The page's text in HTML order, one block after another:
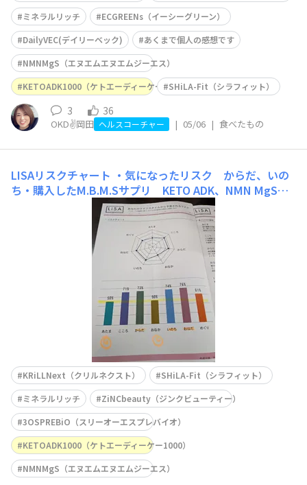
ミネラルリッチ
ECGREENs（イーシーグリーン）
DailyVEC(デイリーベック)
あくまで個人の感想です
NMNMgS（エヌエムエヌエムジーエス）
KETOADK1000（ケトエーディーケー1000）SHiLA-Fit（シラフィット）
3 36
OKD✌️岡田 ヘルスコーチャー | 05/06 | 食べたもの
LISAリスクチャート ・気になったリスク からだ、いの
ち・購入したM.B.M.Sサプリ KETO ADK、NMN MgS、3
OS PREBiO、ZiNC beauty 、シラフィット ・今後のアク
ション スクワット30回。睡眠時間を6時間半、とれる様
KRiLLNext（クリルネクスト）
SHiLA-Fit（シラフィット）
ミネラルリッチ
ZiNCbeauty（ジンクビューティー）
3OSPREBiO（スリーオーエスプレバイオ）
KETOADK1000（ケトエーディーケー1000）
NMNMgS（エヌエムエヌエムジーエス）